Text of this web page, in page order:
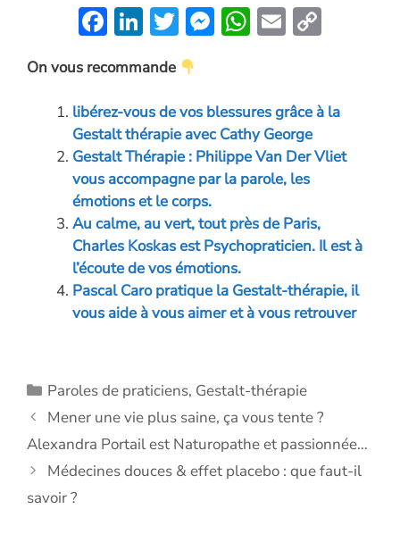
F
e
b
o
o
k
Li
k
e
dI
n
T
w
itt
er
M
n
g
er
W
s
A
p
p
E
l y
n
On vous recommande
libérez-vous de vos blessures grâce à la
Gestalt thérapie avec Cathy George
Gestalt Thérapie : Philippe Van Der Vliet
vous accompagne par la parole, les
émotions et le corps.
Au calme, au vert, tout près de Paris,
Charles Koskas est Psychopraticien. Il est à
l’écoute de vos émotions.
Pascal Caro pratique la Gestalt-thérapie, il
vous aide à vous aimer et à vous retrouver
Catégories
Paroles de praticiens, Gestalt-thérapie
Mener une vie plus saine, ça vous tente ?
Alexandra Portail est Naturopathe et passionnée…
Médecines douces & effet placebo : que faut-il
savoir ?